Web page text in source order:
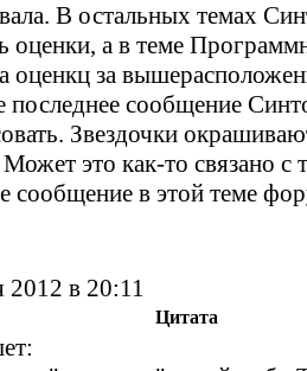
В остальных темах
оценки, а в теме
оценкц за
последнее сообщение
Звездочки
Может это как-то связано с
сообщение в этой теме
2012 в 20:11
Цитата